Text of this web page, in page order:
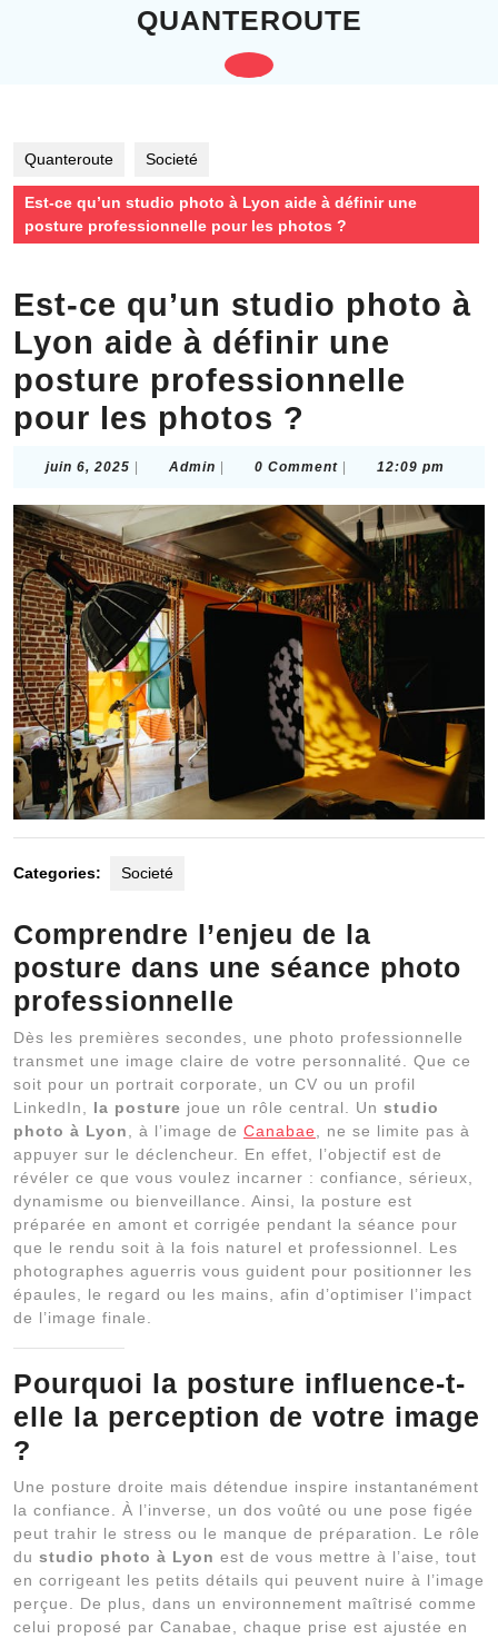
QUANTEROUTE
Open
Quanteroute Societé
Est-ce qu’un studio photo à Lyon aide à définir une
posture professionnelle pour les photos ?
Est-ce qu’un studio photo à
Lyon aide à définir une
posture professionnelle
pour les photos ?
juin 6, 2025 juin
2025
Admin Admin0 Comment 12:09 pm
Categories: Societé
Comprendre l’enjeu de la
posture dans une séance photo
professionnelle
Dès les premières secondes, une photo professionnelle
transmet une image claire de votre personnalité. Que ce
soit pour un portrait corporate, un CV ou un profil
LinkedIn, la posture joue un rôle central. Un studio
photo à Lyon
, à l’image de Canabae , ne se limite pas à
appuyer sur le déclencheur. En effet, l’objectif est de
révéler ce que vous voulez incarner : confiance, sérieux,
dynamisme ou bienveillance. Ainsi, la posture est
préparée en amont et corrigée pendant la séance pour
que le rendu soit à la fois naturel et professionnel. Les
photographes aguerris vous guident pour positionner les
épaules, le regard ou les mains, afin d’optimiser l’impact
de l’image finale.
Pourquoi la posture influence-t-
elle la perception de votre image
?
Une posture droite mais détendue inspire instantanément
la confiance. À l’inverse, un dos voûté ou une pose figée
peut trahir le stress ou le manque de préparation. Le rôle
du studio photo à Lyon est de vous mettre à l’aise, tout
en corrigeant les petits détails qui peuvent nuire à l’image
perçue. De plus, dans un environnement maîtrisé comme
celui proposé par Canabae, chaque prise est ajustée en